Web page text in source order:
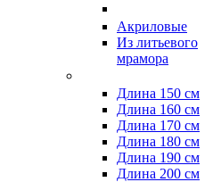
Акриловые
Из литьевого
мрамора
Длина 150 см
Длина 160 см
Длина 170 см
Длина 180 см
Длина 190 см
Длина 200 см